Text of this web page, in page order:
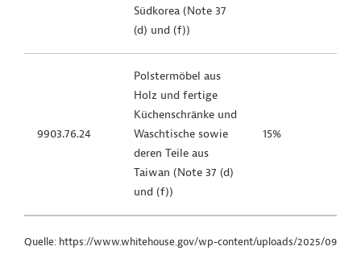
Südkorea (Note 37
(d) und (f))
9903.76.24
Polstermöbel aus
Holz und fertige
Küchenschränke und
Waschtische sowie
deren Teile aus
Taiwan (Note 37 (d)
und (f))
15%
Quelle: https://www.whitehouse.gov/wp-content/uploads/2025/09/